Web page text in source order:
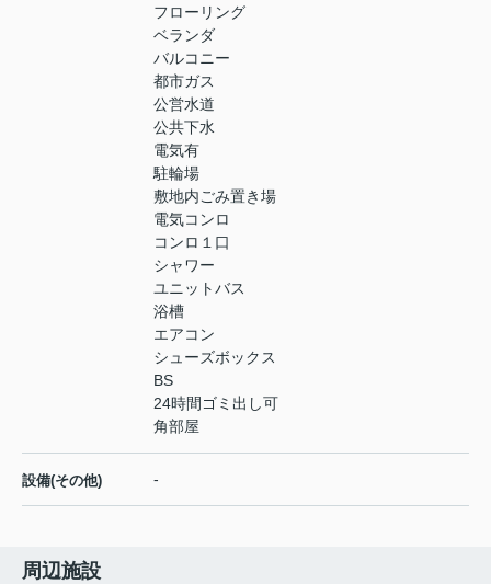
フローリング
ベランダ
バルコニー
都市ガス
公営水道
公共下水
電気有
駐輪場
敷地内ごみ置き場
電気コンロ
コンロ１口
シャワー
ユニットバス
浴槽
エアコン
シューズボックス
BS
24時間ゴミ出し可
角部屋
設備(その他) -
周辺施設